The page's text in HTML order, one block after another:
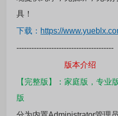
具！
下载： https://
---------------------------------------
版本介绍
【完整版】：家庭版，专业
版